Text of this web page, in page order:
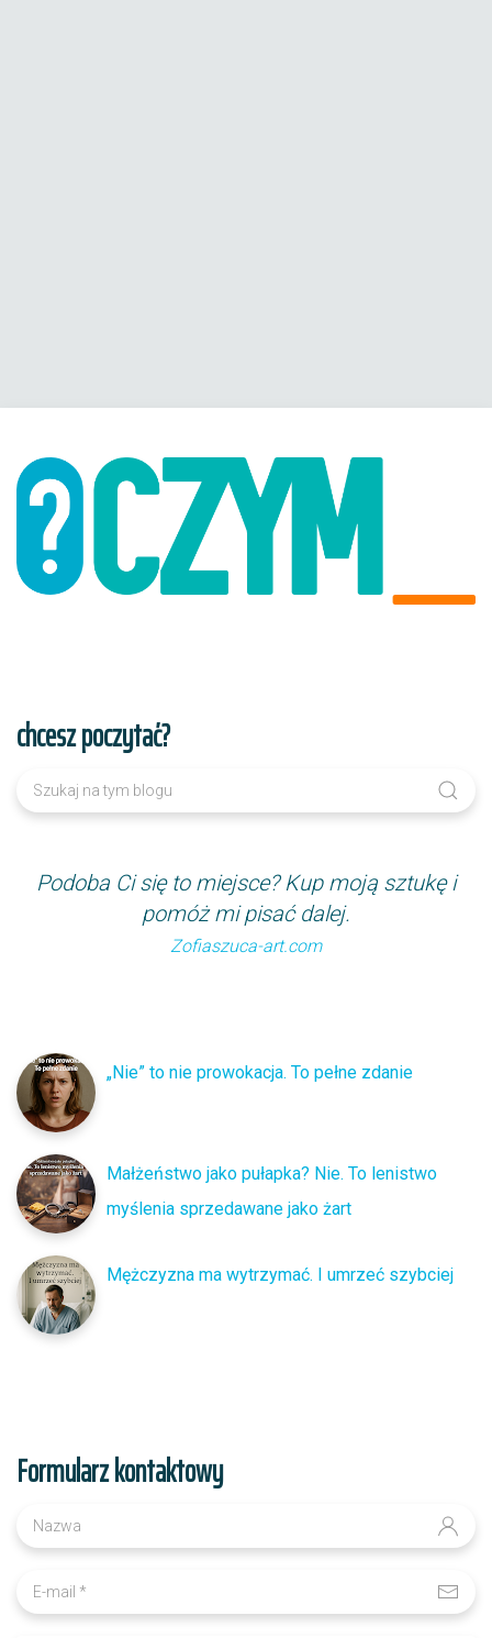
chcesz poczytać?
Podoba Ci się to miejsce? Kup moją sztukę i
pomóż mi pisać dalej.
Zofiaszuca-art.com
„Nie” to nie prowokacja. To pełne zdanie
Małżeństwo jako pułapka? Nie. To lenistwo
myślenia sprzedawane jako żart
Mężczyzna ma wytrzymać. I umrzeć szybciej
Formularz kontaktowy